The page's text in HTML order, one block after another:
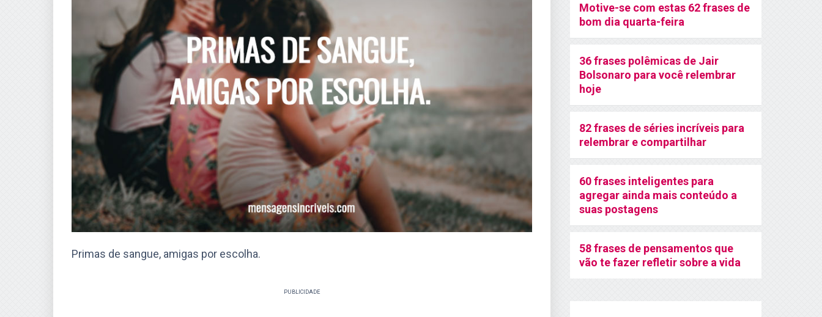
Primas de sangue, amigas por escolha.
PUBLICIDADE
Motive-se com estas 62 frases de
bom dia quarta-feira
36 frases polêmicas de Jair
Bolsonaro para você relembrar
hoje
82 frases de séries incríveis para
relembrar e compartilhar
60 frases inteligentes para
agregar ainda mais conteúdo a
suas postagens
58 frases de pensamentos que
vão te fazer refletir sobre a vida